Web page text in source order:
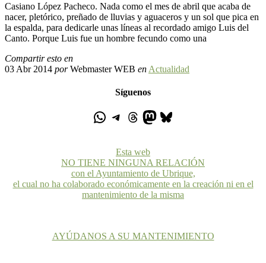
Casiano López Pacheco. Nada como el mes de abril que acaba de
nacer, pletórico, preñado de lluvias y aguaceros y un sol que pica en
la espalda, para dedicarle unas líneas al recordado amigo Luis del
Canto. Porque Luis fue un hombre fecundo como una
Compartir esto en
03 Abr 2014 porWebmaster WEB en Actualidad
Síguenos
Esta web
NO TIENE NINGUNA RELACIÓN
con el Ayuntamiento de Ubrique,
el cual no ha colaborado económicamente en la creación ni en el
mantenimiento de la misma
AYÚDANOS A SU MANTENIMIENTO